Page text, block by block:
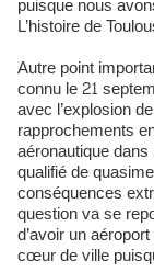
L’histoire de
Autre point
connu le 21
avec l’explosion
rapprochements
aéronautique
qualifié de
conséquences
question va se
d’avoir un
cœur de ville